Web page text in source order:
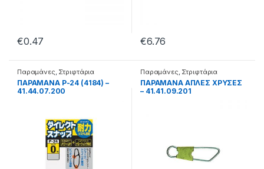
€0.47 €6.76
Παραμάνες, Στριφτάρια
ΠΑΡΑΜΑΝΑ P-24 (4184) –
41.44.07.200
Παραμάνες, Στριφτάρια
ΠΑΡΑΜΑΝΑ ΑΠΛΕΣ ΧΡΥΣΕΣ
– 41.41.09.201